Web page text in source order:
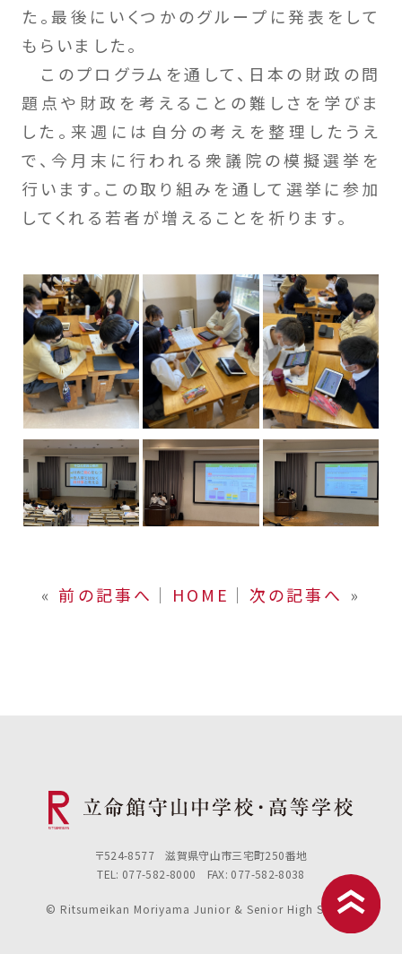
た。最後にいくつかのグループに発表をして
もらいました。
このプログラムを通して、日本の財政の問
題点や財政を考えることの難しさを学びま
した。来週には自分の考えを整理したうえ
で、今月末に行われる衆議院の模擬選挙を
行います。この取り組みを通して選挙に参加
してくれる若者が増えることを祈ります。
« 前の記事へ │ HOME │ 次の記事へ »
〒524-8577 滋賀県守山市三宅町250番地
TEL: 077-582-8000 FAX: 077-582-8038
© Ritsumeikan Moriyama Junior & Senior High School